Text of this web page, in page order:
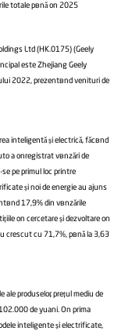
totale până în 2025
Ltd (HK.0175) (Geely
este Zhejiang Geely
2022, prezentând venituri de
inteligentă și electrică, făcând
a înregistrat vânzări de
pe primul loc printre
și noi de energie au ajuns
17,9% din vânzările
în cercetare și dezvoltare în
crescut cu 71,7%, până la 3,63
ale produselor, prețul mediu de
de yuani. În prima
inteligente și electrificate,